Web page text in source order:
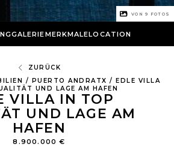
1 VON9 FOTOS
GALERIEMERKMALELOCATION
ZURÜCK
/ PUERTO ANDRATX /
EDLE VILLA
UND LAGE AM HAFEN
VILLA IN TOP
UND LAGE AM
HAFEN
8.900.000 €